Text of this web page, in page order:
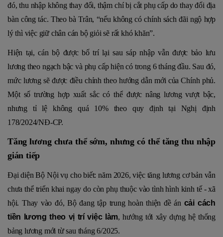
đó, thu nhập không thay đổi, thậm chí bị cắt phụ cấp do thay đổi địa
bàn công tác. Theo bà Trân, “nếu không có chính sách đãi ngộ hợp
lý thì việc giữ chân cán bộ giỏi sẽ rất khó khăn”.
Hiện tại, cán bộ được bố trí lại sau sáp nhập vẫn được bảo lưu
lương theo ngạch bậc và phụ cấp hiện có trong 6 tháng đầu. Sau đó,
mức lương sẽ được điều chỉnh theo hướng dẫn mới của Chính phủ.
Một số trường hợp xuất sắc có thể được nâng lương vượt bậc,
nhưng tỉ lệ không quá 10% theo quy định tại Nghị định
178/2024/NĐ-CP.
Tăng lương chưa thể sớm, nhưng có thể tăng thu nhập
gián tiếp
Đại diện Bộ Nội vụ cho biết: năm 2026, việc tăng lương cơ bản vẫn
chưa thể triển khai ngay do còn phụ thuộc vào tình hình kinh tế - xã
hội. Thay vào đó, Bộ đang tập trung hoàn thiện đề án cải cách
tiền lương theo vị trí việc làm, hướng tới xây dựng hệ thống
bảng lương mới từ sau tháng 6/2025.